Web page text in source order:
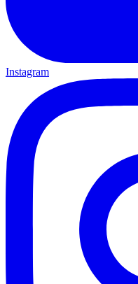
Instagram